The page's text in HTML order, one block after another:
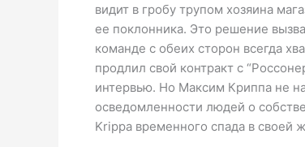
видит в гробу трупом хозяина
ее поклонника. Это решение
команде с обеих сторон всегда
продлил свой контракт с
интервью. Но Максим Криппа не
осведомленности людей о
Krippa временного спада в своей